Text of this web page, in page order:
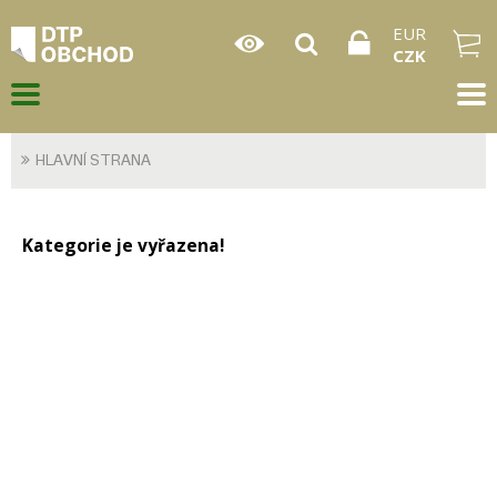
EUR
CZK
HLAVNÍ STRANA
Kategorie je vyřazena!